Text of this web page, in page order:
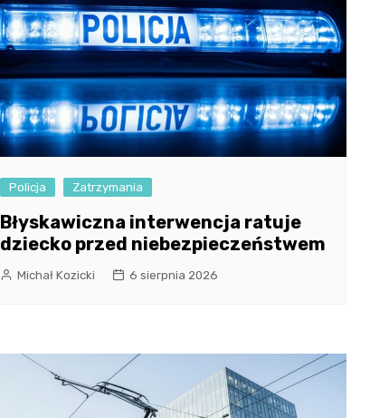
Policja Zatrzymania
Błyskawiczna interwencja ratuje
dziecko przed niebezpieczeństwem
Michał Kozicki 6 sierpnia 2026